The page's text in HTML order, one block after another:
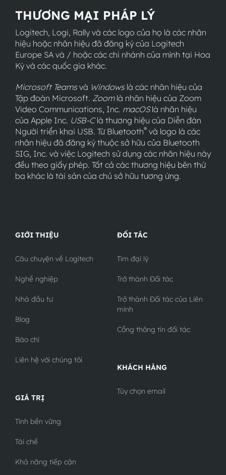
THƯƠNG MẠI PHÁP LÝ
Logitech, Logi, Rally và các logo của họ là các nhãn
hiệu hoặc nhãn hiệu đã đăng ký của Logitech
Europe SA và / hoặc các chi nhánh của mình tại Hoa
Kỳ và các quốc gia khác.
Microsoft Teamsvà Windowslà các nhãn hiệu của
Tập đoàn Microsoft. Zoom là nhãn hiệu của Zoom
Video Communications, Inc. macOSlà nhãn hiệu
của Apple Inc. USB-Clà thương hiệu của Diễn đàn
Người triển khai USB. Từ Bluetooth® và logo là các
nhãn hiệu đã đăng ký thuộc sở hữu của Bluetooth
SIG, Inc. và việc Logitech sử dụng các nhãn hiệu này
đều theo giấy phép. Tất cả các thương hiệu bên thứ
ba khác là tài sản của chủ sở hữu tương ứng.
GIỚI THIỆU
Câu chuyện về Logitech
Nghề nghiệp
Nhà đầu tư
Blog
Báo chí
Liên hệ với chúng tôi
GIÁ TRỊ
Tính bền vững
Tái chế
Khả năng tiếp cận
ĐỐI TÁC
Tìm đại lý
Trở thành Đối tác
Trở thành Đối tác của Liên
minh
Cổng thông tin đối tác
KHÁCH HÀNG
Tùy chọn email